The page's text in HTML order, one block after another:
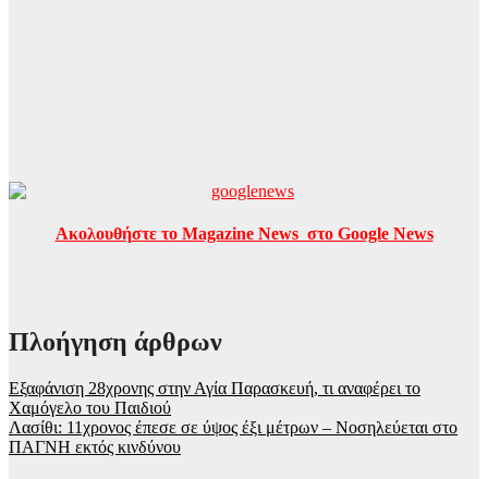
Ακολουθήστε το Magazine News στο Google News
Πλοήγηση άρθρων
Εξαφάνιση 28χρονης στην Αγία Παρασκευή, τι αναφέρει το
Χαμόγελο του Παιδιού
Λασίθι: 11χρονος έπεσε σε ύψος έξι μέτρων – Νοσηλεύεται στο
ΠΑΓΝΗ εκτός κινδύνου